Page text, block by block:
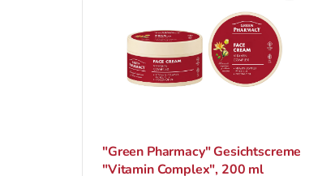
"Green Pharmacy" Gesichtscreme
"Vitamin Complex", 200 ml